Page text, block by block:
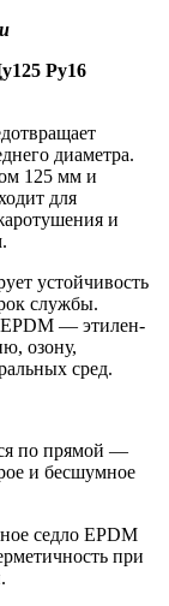
Ру16
диаметра.
125 мм и
для
и
устойчивость
службы.
EPDM — этилен-
озону,
сред.
по прямой —
и бесшумное
седло EPDM
при